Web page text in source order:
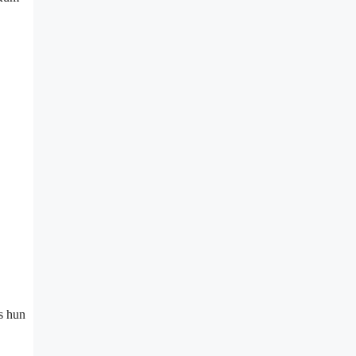
hun